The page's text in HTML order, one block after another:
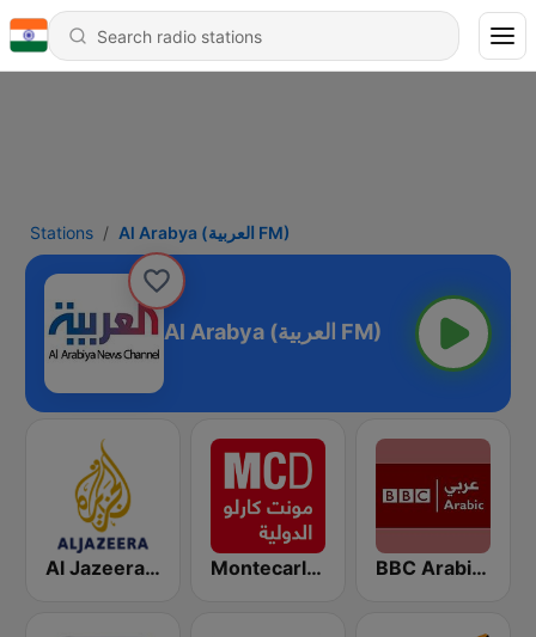
Stations Al Arabya (العربية FM)
Al Arabya (العربية FM)
Al Jazeera Arabic (قناة الجزيرة) Montecarlo al doualiya (مونت كارلو الدولية) BBC Arabic (إذاعة بي بي سي العربية)